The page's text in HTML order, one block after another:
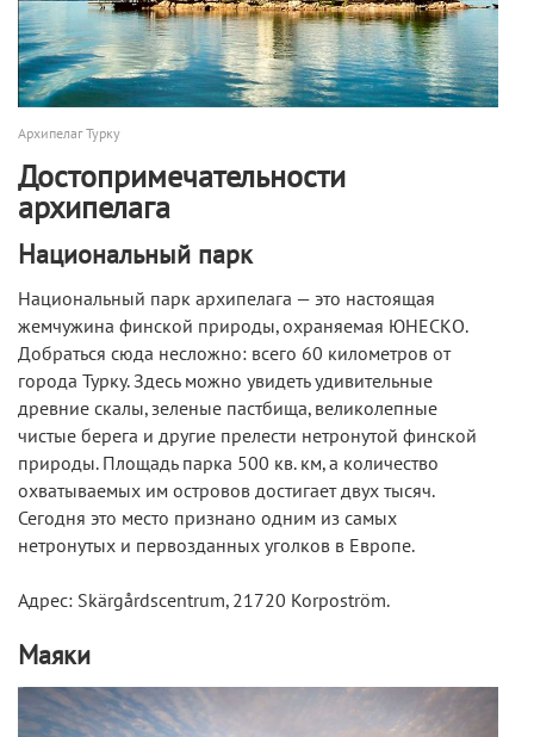
Архипелаг Турку
Достопримечательности
архипелага
Национальный парк
Национальный парк архипелага — это настоящая
жемчужина финской природы, охраняемая ЮНЕСКО.
Добраться сюда несложно: всего 60 километров от
города Турку. Здесь можно увидеть удивительные
древние скалы, зеленые пастбища, великолепные
чистые берега и другие прелести нетронутой финской
природы. Площадь парка 500 кв. км, а количество
охватываемых им островов достигает двух тысяч.
Сегодня это место признано одним из самых
нетронутых и первозданных уголков в Европе.
Адрес: Skärgårdscentrum, 21720 Korpoström.
Маяки